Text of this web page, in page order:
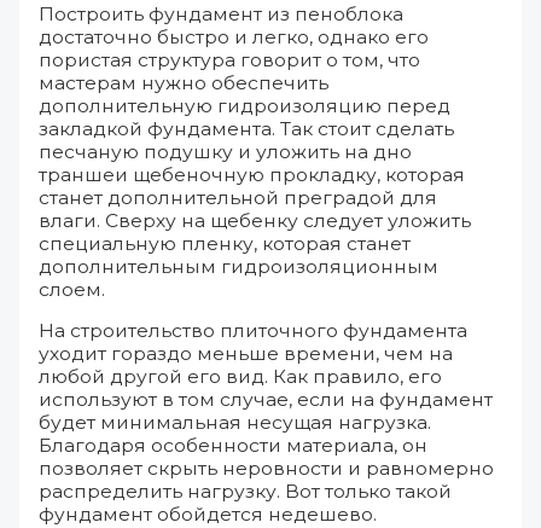
Построить фундамент из пеноблока
достаточно быстро и легко, однако его
пористая структура говорит о том, что
мастерам нужно обеспечить
дополнительную гидроизоляцию перед
закладкой фундамента. Так стоит сделать
песчаную подушку и уложить на дно
траншеи щебеночную прокладку, которая
станет дополнительной преградой для
влаги. Сверху на щебенку следует уложить
специальную пленку, которая станет
дополнительным гидроизоляционным
слоем.
На строительство плиточного фундамента
уходит гораздо меньше времени, чем на
любой другой его вид. Как правило, его
используют в том случае, если на фундамент
будет минимальная несущая нагрузка.
Благодаря особенности материала, он
позволяет скрыть неровности и равномерно
распределить нагрузку. Вот только такой
фундамент обойдется недешево.